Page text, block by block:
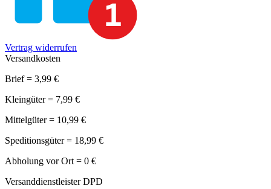
Vertrag widerrufen
Versandkosten
Brief = 3,99 €
Kleingüter = 7,99 €
Mittelgüter = 10,99 €
Speditionsgüter = 18,99 €
Abholung vor Ort = 0 €
Versanddienstleister DPD